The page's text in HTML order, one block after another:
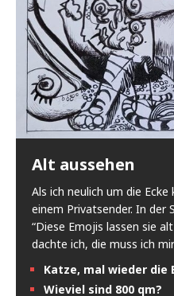
Alt aussehen
Als ich neulich um die
einem Privatsender. In der
“Diese Emojis lassen sie
dachte ich, die muss ich
Katze, mal wieder die
Wieviel sind 800 qm?